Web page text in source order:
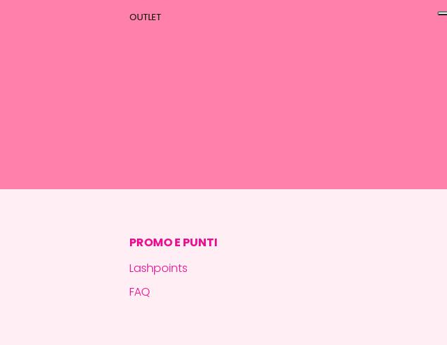
OUTLET
PROMO E PUNTI
Lashpoints
FAQ